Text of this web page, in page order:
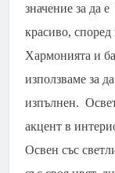
значение за да
красиво,
Хармонията и
използваме за
изпълнен.
акцент в
Освен със